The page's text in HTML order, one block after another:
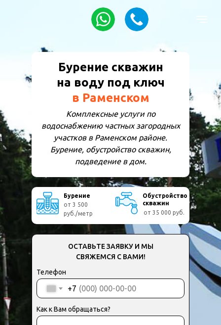
Бурение скважин
на воду под ключ
в Раменском
Комплексные услуги по
водоснабжению частных загородных
участков в Раменском районе.
Бурение, обустройство скважин,
подведение в дом.
ОСТАВЬТЕ ЗАЯВКУ И МЫ
СВЯЖЕМСЯ С ВАМИ!
Телефон
+7
Как к Вам обращаться?
Бурение
от 3 500
руб./метр
Обустройство
скважин
от 35 000 руб.